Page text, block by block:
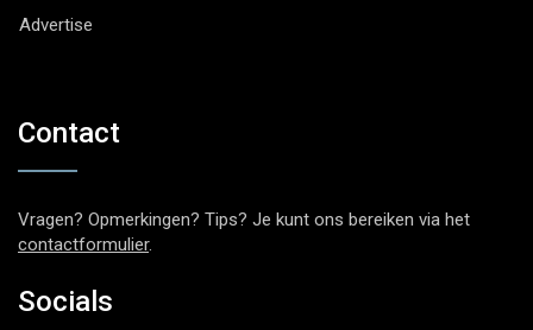
Advertise
Contact
Vragen? Opmerkingen? Tips? Je kunt ons bereiken via het
contactformulier.
Socials